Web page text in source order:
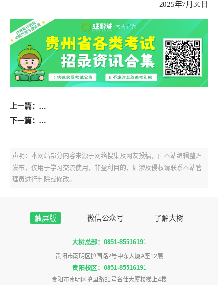
2025年7月30日
上一篇：
2025年黔东南州部分事业单位下半年专项招聘工作人
下一篇：
2025年金沙县事业单位招聘7月30日报名人数（16488
声明：本网站部分内容来源于网络搜集及网友投稿，由本站编辑整理
发布，仅用于学习交流使用，非盈利目的，如涉及侵权请联系本站管
理员进行删除或修改。
触屏版 微信公众号 了解大树
大树总部：0851-85516191
贵阳市南明区护国路2号中东大厦A座12层
贵阳校区：0851-85516191
贵阳市南明区护国路31号名仕大厦楼梯上4楼